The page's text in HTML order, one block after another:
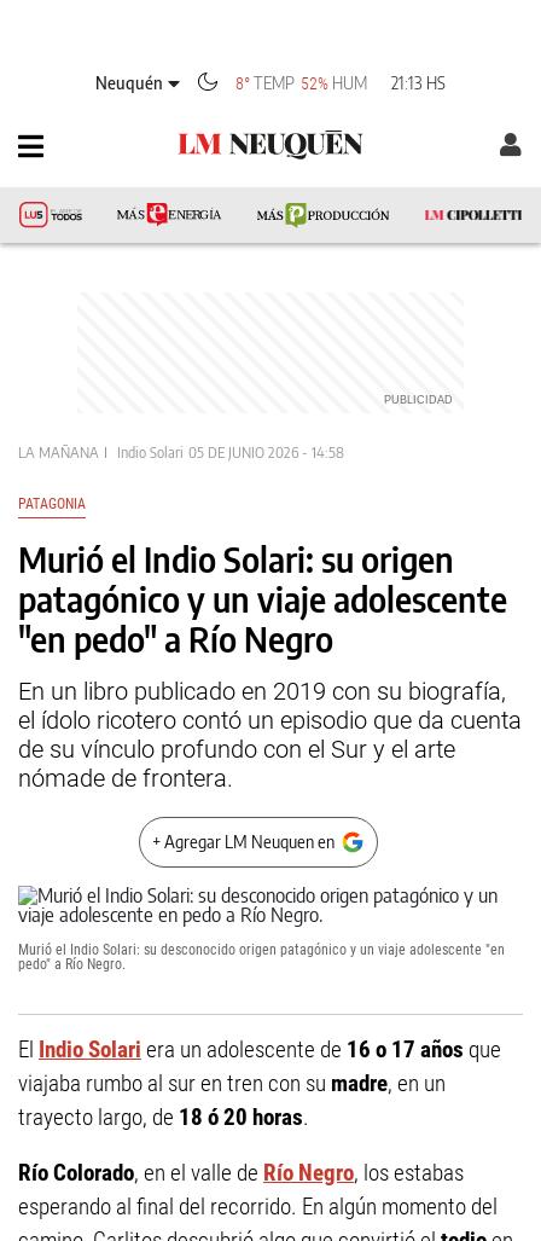
Neuquén 8° TEMP 52% HUM 21:13 HS
LA MAÑANA Indio Solari 05 DE JUNIO 2026 - 14:58
PATAGONIA
Murió el Indio Solari: su origen
patagónico y un viaje adolescente
"en pedo" a Río Negro
En un libro publicado en 2019 con su biografía,
el ídolo ricotero contó un episodio que da cuenta
de su vínculo profundo con el Sur y el arte
nómade de frontera.
+ Agregar LM Neuquen en
Murió el Indio Solari: su desconocido origen patagónico y un viaje adolescente "en
pedo" a Río Negro.
El Indio Solari era un adolescente de 16 o 17 años que
viajaba rumbo al sur en tren con su madre, en un
trayecto largo, de 18 ó 20 horas.
Río Colorado, en el valle de Río Negro, los estabas
esperando al final del recorrido. En algún momento del